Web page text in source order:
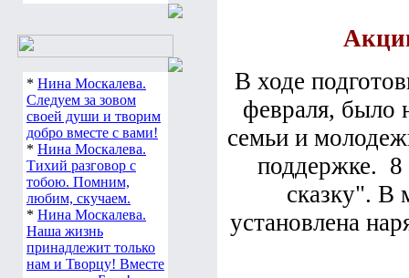
* Нина Москалева.
Следуем за зовом
своей души и творим
добро вместе с вами!
* Нина Москалева.
Тихий разговор с
тобою. Помним,
любим, скучаем.
* Нина Москалева.
Наша жизнь
принадлежит только
нам и Творцу! Вместе
В ходе
февраля, было
семьи и
поддержке. 8
сказку". В
установлена